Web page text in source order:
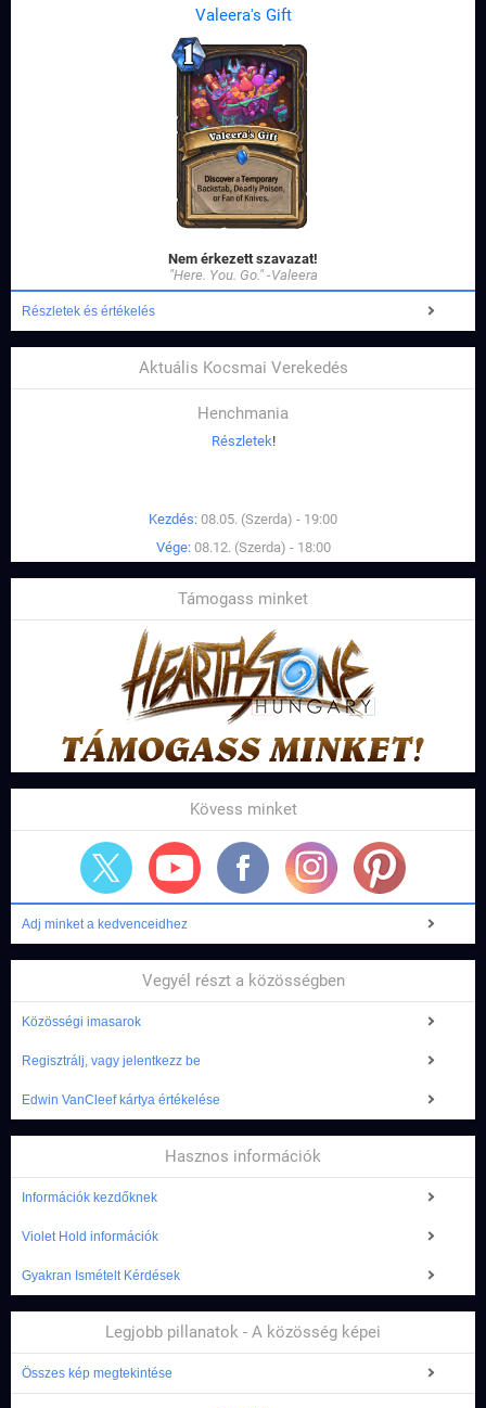
Valeera's Gift
Nem érkezett szavazat!
"Here. You. Go." -Valeera
Részletek és értékelés
Aktuális Kocsmai Verekedés
Henchmania
Részletek!
Kezdés: 08.05. (Szerda) - 19:00
Vége: 08.12. (Szerda) - 18:00
Támogass minket
Kövess minket
Adj minket a kedvenceidhez
Vegyél részt a közösségben
Közösségi imasarok
Regisztrálj, vagy jelentkezz be
Edwin VanCleef kártya értékelése
Hasznos információk
Információk kezdőknek
Violet Hold információk
Gyakran Ismételt Kérdések
Legjobb pillanatok - A közösség képei
Összes kép megtekintése